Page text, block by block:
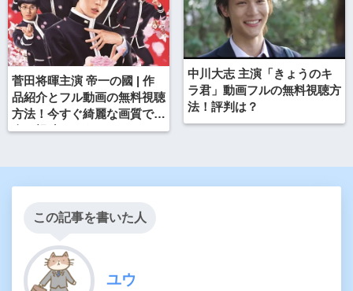
菅田将暉主演 帝一の國 | 作
品紹介とフル動画の無料視聴
方法！今すぐ綺麗な画質で安
全に視聴しよう！
中川大志 主演「きょうのキ
ラ君」動画フルの無料視聴方
法！評判は？
この記事を書いた人
ユウ